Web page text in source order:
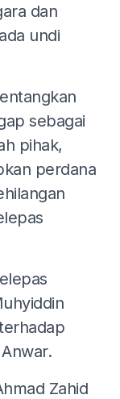
dan
undi
sebagai
pihak,
perdana
Zahid